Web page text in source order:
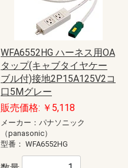
WFA6552HG ハーネス用OA
タップ(キャブタイヤケー
ブル付)接地2P15A125V2コ
口5Mグレー
販売価格: ￥5,118
メーカー：パナソニック
（panasonic）
型番： WFA6552HG